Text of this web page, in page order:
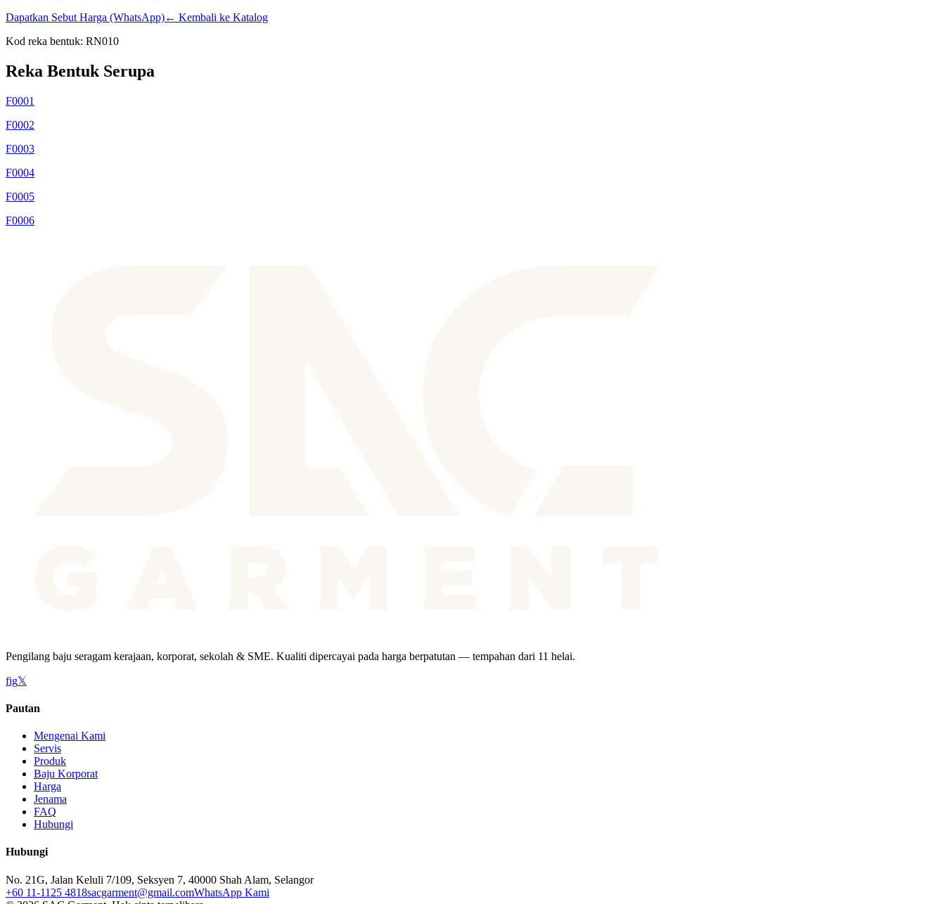
Dapatkan Sebut Harga (WhatsApp)← Kembali ke Katalog
Kod reka bentuk: RN010
Reka Bentuk Serupa
F0001
F0002
F0003
F0004
F0005
F0006
Pengilang baju seragam kerajaan, korporat, sekolah & SME. Kualiti dipercayai pada harga berpatutan — tempahan dari 11 helai.
fig𝕏
Pautan
Mengenai Kami
Servis
Produk
Baju Korporat
Harga
Jenama
FAQ
Hubungi
Hubungi
No. 21G, Jalan Keluli 7/109, Seksyen 7, 40000 Shah Alam, Selangor
+60 11-1125 4818sacgarment@gmail.comWhatsApp Kami